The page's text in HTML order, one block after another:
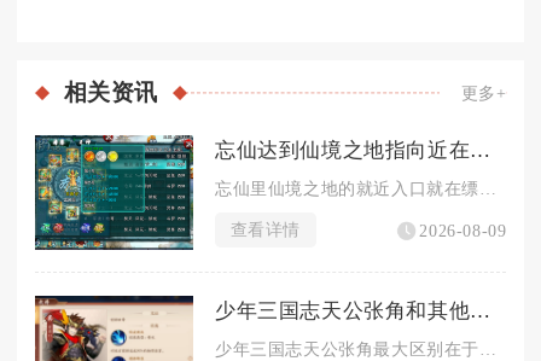
相关资讯 更多+
忘仙达到仙境之地指向近在何处
查看详情 2026-08-09
少年三国志天公张角和其他角色有什么差别
少年三国志天公张角最大区别在于兼具群体控怒、持续易伤与团队生...